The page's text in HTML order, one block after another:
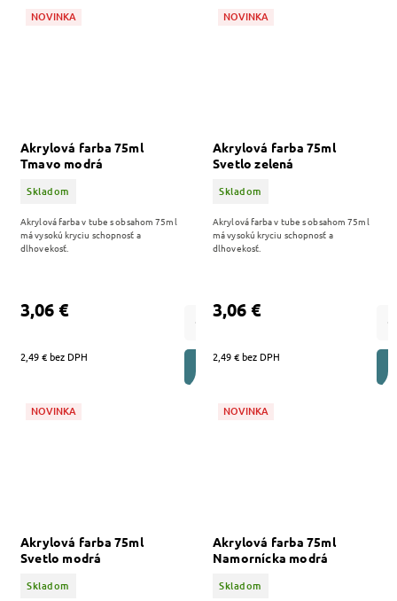
NOVINKA
Akrylová farba 75ml
Tmavo modrá
Skladom
2,49 € bez DPH
3,06 €
Akrylová farba v tube s obsahom 75ml
má vysokú kryciu schopnosť a
dlhovekosť.
NOVINKA
Akrylová farba 75ml
Svetlo zelená
Skladom
2,49 € bez DPH
3,06 €
Akrylová farba v tube s obsahom 75ml
má vysokú kryciu schopnosť a
dlhovekosť.
NOVINKA
Akrylová farba 75ml
Svetlo modrá
Skladom
NOVINKA
Akrylová farba 75ml
Namornícka modrá
Skladom